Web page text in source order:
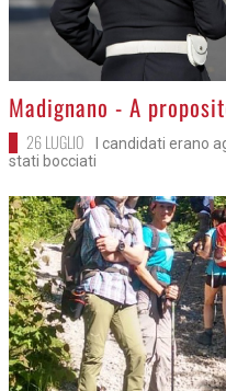
>Madignano - A
26 LUGLIO
I candidati erano
stati bocciati